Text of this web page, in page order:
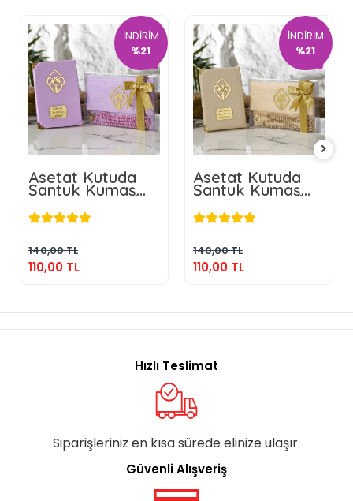
İNDİRİM
%21
Asetat Kutuda
Şantuk Kumaş
Kaplı Çanta + İnci
Tesbihli Lila
Renkli Şantuk
140,00 TL
110,00 TL
110,00 TL
İNDİRİM
%21
Asetat Kutuda
Şantuk Kumaş
Kaplı Çanta + İnci
Tesbihli Gold
Renkli Şantuk
140,00 TL
110,00 TL
110,00 TL
Hızlı Teslimat
Siparişleriniz en kısa sürede elinize ulaşır.
Güvenli Alışveriş